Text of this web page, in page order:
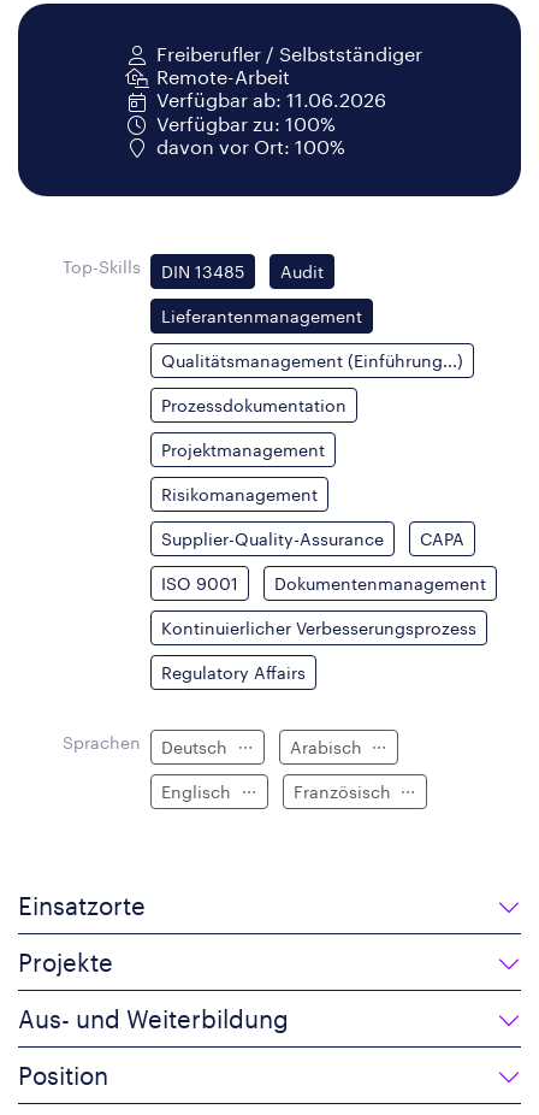
Freiberufler / Selbstständiger
Remote-Arbeit
Verfügbar ab: 11.06.2026
Verfügbar zu: 100%
davon vor Ort: 100%
Top-Skills DIN 13485 Audit
Lieferantenmanagement
Qualitätsmanagement (Einführung...)
Prozessdokumentation
Projektmanagement
Risikomanagement
Supplier-Quality-Assurance CAPA
ISO 9001 Dokumentenmanagement
Kontinuierlicher Verbesserungsprozess
Regulatory Affairs
Sprachen Deutsch Arabisch
Englisch Französisch
Einsatzorte
Projekte
Aus- und Weiterbildung
Position